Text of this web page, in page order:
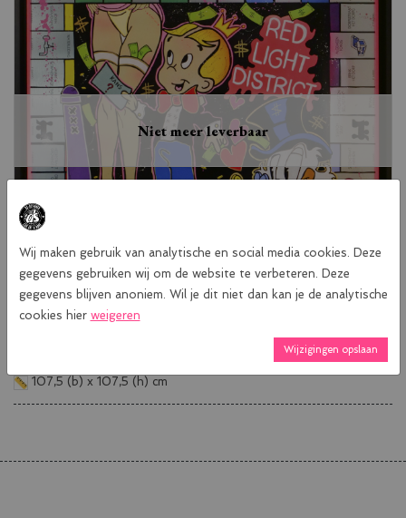
Niet meer leverbaar
Hoe een potje Monopoly er op de wallen uitziet? Nou, zo dus!
107,5 (b) x 107,5 (h) cm
Wij maken gebruik van analytische en social media cookies. Deze
gegevens gebruiken wij om de website te verbeteren. Deze
gegevens blijven anoniem. Wil je dit niet dan kan je de analytische
cookies hier weigeren
Wijzigingen opslaan